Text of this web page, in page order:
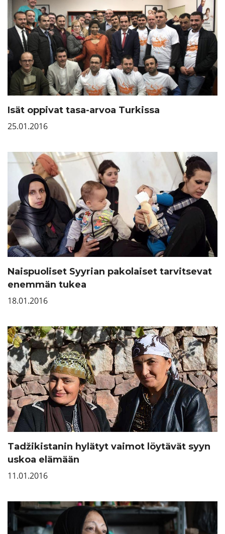
Isät oppivat tasa-arvoa Turkissa
25.01.2016
Naispuoliset Syyrian pakolaiset tarvitsevat
enemmän tukea
18.01.2016
Tadžikistanin hylätyt vaimot löytävät syyn
uskoa elämään
11.01.2016